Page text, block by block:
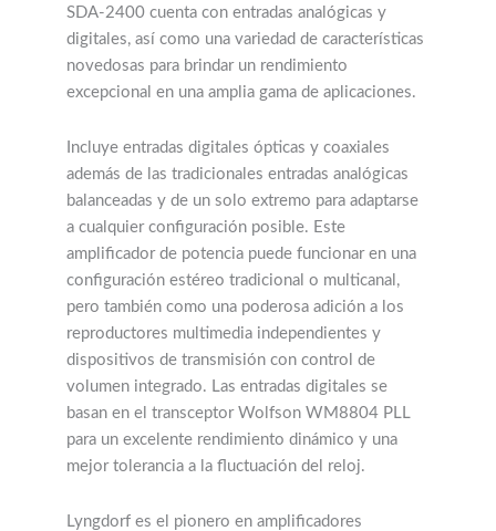
SDA-2400 cuenta con entradas analógicas y
digitales, así como una variedad de características
novedosas para brindar un rendimiento
excepcional en una amplia gama de aplicaciones.
Incluye entradas digitales ópticas y coaxiales
además de las tradicionales entradas analógicas
balanceadas y de un solo extremo para adaptarse
a cualquier configuración posible. Este
amplificador de potencia puede funcionar en una
configuración estéreo tradicional o multicanal,
pero también como una poderosa adición a los
reproductores multimedia independientes y
dispositivos de transmisión con control de
volumen integrado. Las entradas digitales se
basan en el transceptor Wolfson WM8804 PLL
para un excelente rendimiento dinámico y una
mejor tolerancia a la fluctuación del reloj.
Lyngdorf es el pionero en amplificadores